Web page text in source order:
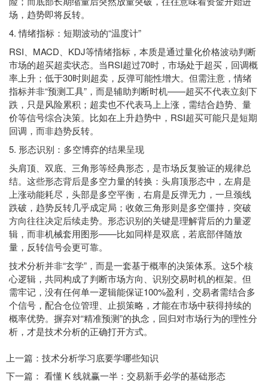
场，趋势即将反转。
4. 情绪指标：短期波动的“温度计”
RSI、MACD、KDJ等情绪指标，本质是通过量化价格波动判断
市场的超买超卖状态。当RSI超过70时，市场处于超买，回调概
率上升；低于30时则超卖，反弹可能性增大。但需注意，情绪
指标并非“预测工具”，而是辅助判断时机——超买不代表立刻下
跌，只是风险累积；超卖也不代表马上上涨，需结合趋势、量
价等信号综合决策。比如在上升趋势中，RSI超买可能只是短期
回调，而非趋势反转。
5. 形态识别：多空博弈的结果呈现
头肩顶、双底、三角形等经典形态，是市场反复验证的规律总
结。这些形态背后是多空力量的转换：头肩顶形态中，左肩是
上涨动能耗尽，头部是多空平衡，右肩是反弹无力，一旦颈线
跌破，趋势反转几乎成定局；收敛三角形则是多空僵持，突破
方向往往决定后续走势。形态识别的关键是理解背后的力量逻
辑，而非机械套用图形——比如同样是双底，若底部伴随放
量，反转信号会更可靠。
技术分析并非“玄学”，而是一套基于概率的决策体系。这5个核
心逻辑，共同构成了判断市场方向、识别交易时机的框架。但
需牢记，没有任何单一逻辑能保证100%盈利，交易者需结合多
个信号，配合仓位管理、止损策略，才能在市场中获得持续的
概率优势。摒弃对“精准预测”的执念，回归对市场行为的理性分
析，才是技术分析的正确打开方式。
上一篇： 技术分析学习底要学哪些知识
下一篇： 看懂 K 线就赢一半：交易新手必学的基础形态